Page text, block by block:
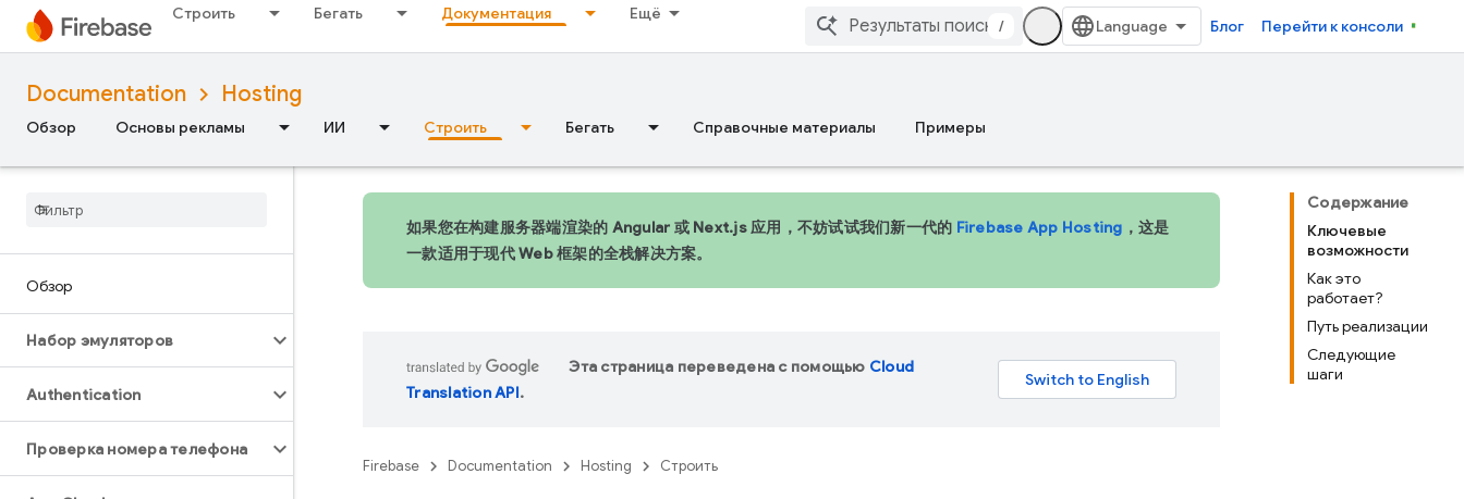
Строить Бегать Документация Ещё
/ Блог Перейти к консоли
Documentation Hosting
Обзор Основы рекламы ИИ Строить Бегать Справочные материалы Примеры
Обзор
Набор эмуляторов
Authentication
Проверка номера телефона
Содержание
Ключевые
возможности
Как это
работает?
Путь реализации
Следующие
шаги
如果您在构建服务器端渲染的 Angular 或 Next.js 应用，不妨试试我们新一代的 Firebase App Hosting ，这是
一款适用于现代 Web 框架的全栈解决方案。
Эта страница переведена с помощью Cloud
Translation API.
Firebase Documentation Hosting Строить